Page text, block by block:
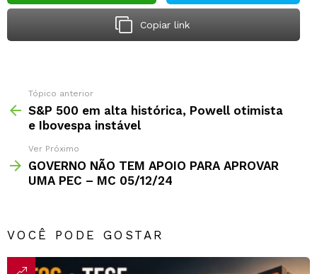
Copiar link
Tópico anterior
S&P 500 em alta histórica, Powell otimista
e Ibovespa instável
Ver Próximo
GOVERNO NÃO TEM APOIO PARA APROVAR
UMA PEC – MC 05/12/24
VOCÊ PODE GOSTAR